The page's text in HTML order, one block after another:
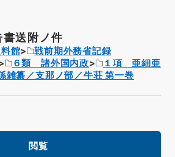
書送附ノ件
館
戦前期外務省記録
６類 諸外国内政
１項 亜細亜
雑纂／支那ノ部／牛荘 第一巻
閲覧